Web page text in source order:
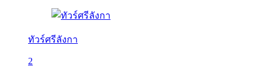
ทัวร์ศรีลังกา
2